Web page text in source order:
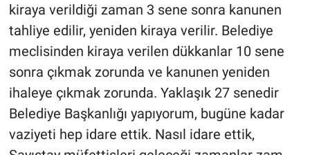
kiraya verildiği zaman 3 sene sonra kanunen
tahliye edilir, yeniden kiraya verilir. Belediye
meclisinden kiraya verilen dükkanlar 10 sene
sonra çıkmak zorunda ve kanunen yeniden
ihaleye çıkmak zorunda. Yaklaşık 27 senedir
Belediye Başkanlığı yapıyorum, bugüne kadar
vaziyeti hep idare ettik. Nasıl idare ettik,